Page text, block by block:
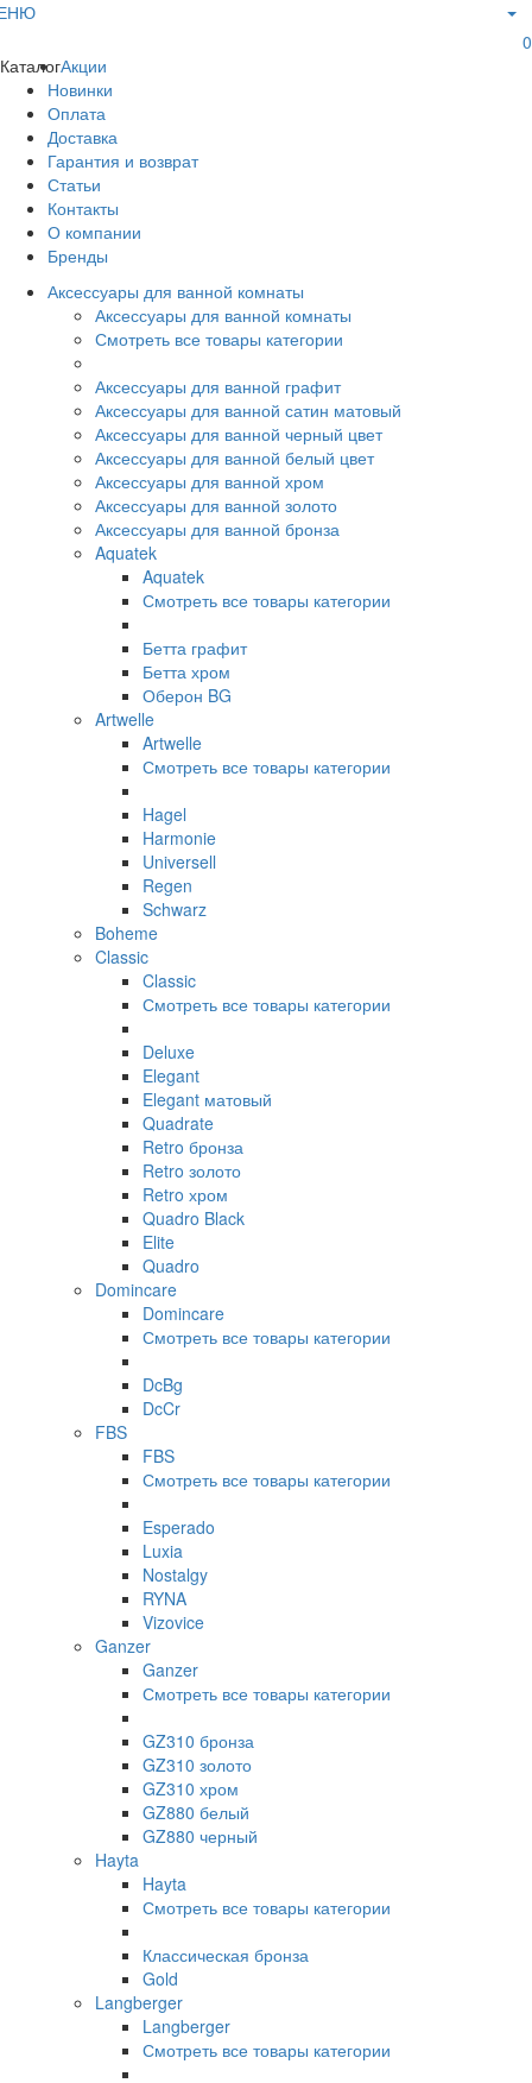
0
КаталогАкции
Новинки
Оплата
Доставка
Гарантия и возврат
Статьи
Контакты
О компании
Бренды
Аксессуары для ванной комнаты
Аксессуары для ванной комнаты
Смотреть все товары категории
Аксессуары для ванной графит
Аксессуары для ванной сатин матовый
Аксессуары для ванной черный цвет
Аксессуары для ванной белый цвет
Аксессуары для ванной хром
Аксессуары для ванной золото
Аксессуары для ванной бронза
Aquatek
Aquatek
Смотреть все товары категории
Бетта графит
Бетта хром
Оберон BG
Artwelle
Artwelle
Смотреть все товары категории
Hagel
Harmonie
Universell
Regen
Schwarz
Boheme
Classic
Classic
Смотреть все товары категории
Deluxe
Elegant
Elegant матовый
Quadrate
Retro бронза
Retro золото
Retro хром
Quadro Black
Elite
Quadro
Domincare
Domincare
Смотреть все товары категории
DcBg
DcCr
FBS
FBS
Смотреть все товары категории
Esperado
Luxia
Nostalgy
RYNA
Vizovice
Ganzer
Ganzer
Смотреть все товары категории
GZ310 бронза
GZ310 золото
GZ310 хром
GZ880 белый
GZ880 черный
Hayta
Hayta
Смотреть все товары категории
Классическая бронза
Gold
Langberger
Langberger
Смотреть все товары категории